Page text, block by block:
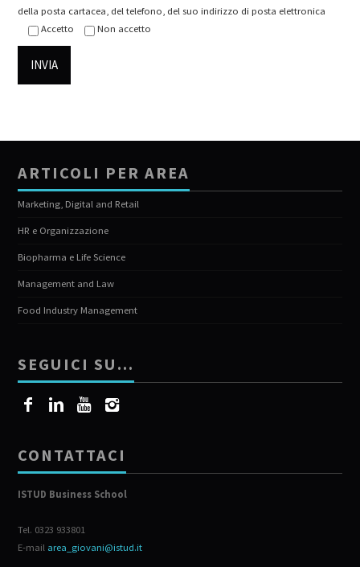
della posta cartacea, del telefono, del suo indirizzo di posta elettronica
Accetto
Non accetto
ARTICOLI PER AREA
Marketing, Digital and Retail
HR e Organizzazione
Biopharma e Life Science
Management and Law
Food Industry Management
SEGUICI SU…
CONTATTACI
ISTUD Business School
Tel. 0323 933801
E-mail area_giovani@istud.it